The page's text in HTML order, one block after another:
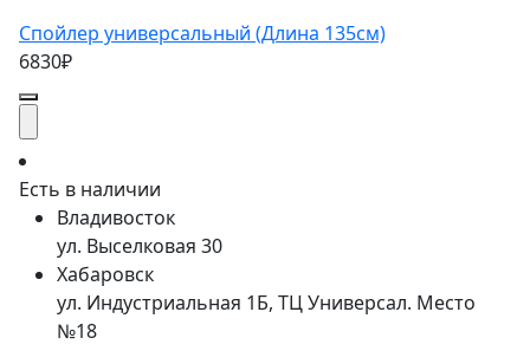
Спойлер универсальный (Длина 135см)
6830₽
Есть в наличии
Владивосток
ул. Выселковая 30
Хабаровск
ул. Индустриальная 1Б, ТЦ Универсал. Место
№18